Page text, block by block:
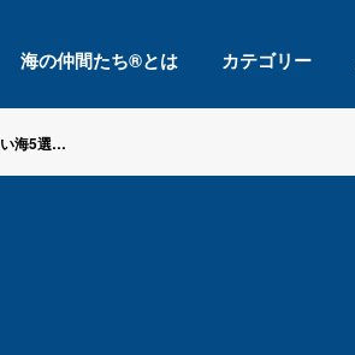
海の仲間たち®とは カテゴリー
い海5選…